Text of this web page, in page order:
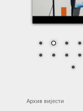
Архив вијести